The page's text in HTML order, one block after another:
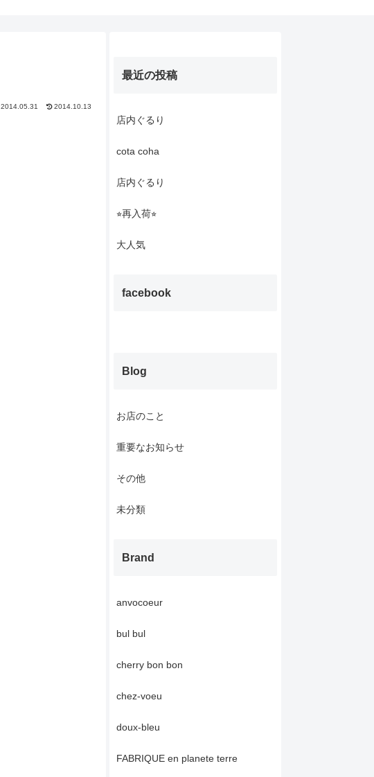
2014.05.31 2014.10.13
最近の投稿
店内ぐるり
cota coha
店内ぐるり
⭐︎再入荷⭐︎
大人気
facebook
Blog
お店のこと
重要なお知らせ
その他
未分類
Brand
anvocoeur
bul bul
cherry bon bon
chez-voeu
doux-bleu
FABRIQUE en planete terre